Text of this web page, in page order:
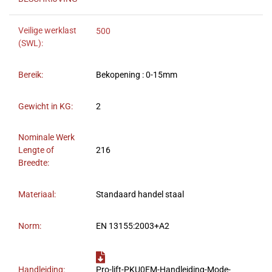
Veilige werklast
(SWL):
500
Bereik: Bekopening : 0-15mm
Gewicht in KG: 2
Nominale Werk
Lengte of
Breedte:
216
Materiaal: Standaard handel staal
Norm: EN 13155:2003+A2